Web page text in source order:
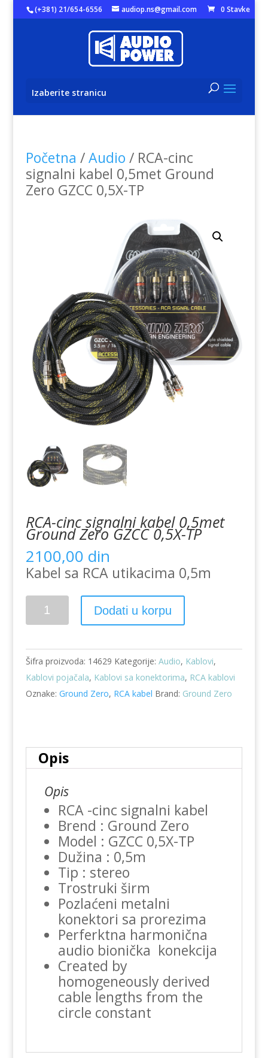
(+381) 21/654-6556 audiop.ns@gmail.com 0 Stavke
Izaberite stranicu
Početna /Audio / RCA-cinc
signalni kabel 0,5met Ground
Zero GZCC 0,5X-TP
RCA-cinc signalni kabel 0,5met
Ground Zero GZCC 0,5X-TP
2100,00 din
Kabel sa RCA utikacima 0,5m
RCA-
cinc
kabel
0,5met
Ground
Zero
TP
količina
Dodati u korpu
Šifra proizvoda: 14629 Kategorije: Audio, Kablovi,
Kablovi pojačala, Kablovi sa konektorima, RCA kablovi
Oznake: Ground Zero, RCA kabel Brand: Ground Zero
Opis
Opis
RCA -cinc signalni kabel
Brend : Ground Zero
Model : GZCC 0,5X-TP
Dužina : 0,5m
Tip : stereo
Trostruki širm
Pozlaćeni metalni
konektori sa prorezima
Perferktna harmonična
audio bionička konekcija
Created by
homogeneously derived
cable lengths from the
circle constant